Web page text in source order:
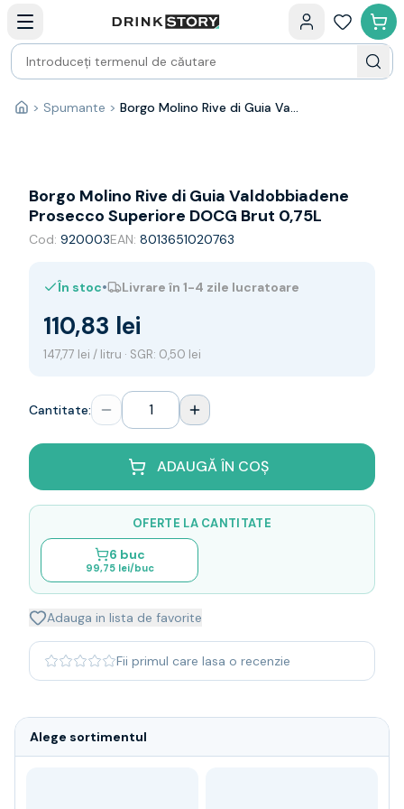
Bauturi fine — selectie
Produse Noi
Cosuri cadou
Pachete & Cadouri
Vin
Franta
Spania
Africa de Sud
Germania
Noua Zeelanda
Spumante
Single malt
Japanese
Blanded Japanese
Canadian
Coniac & Brandy
Vodka
Tequila
Vermut & bitter
Traditionale
Acasă
> Spumante > Borgo Molino Rive di Guia Valdobbiadene Prosecco Superiore DOCG Brut 0,75L
Borgo Molino Rive di Guia Valdobbiadene
Prosecco Superiore DOCG Brut 0,75L
Cod: 920003EAN: 8013651020763
În stoc• Livrare în 1-4 zile lucratoare
110,83 lei
147,77 lei / litru · SGR: 0,50 lei
Cantitate:
ADAUGĂ ÎN COȘ
OFERTE LA CANTITATE
6 buc
99,75 lei/buc
Adauga in lista de favorite
Fii primul care lasa o recenzie
Alege sortimentul